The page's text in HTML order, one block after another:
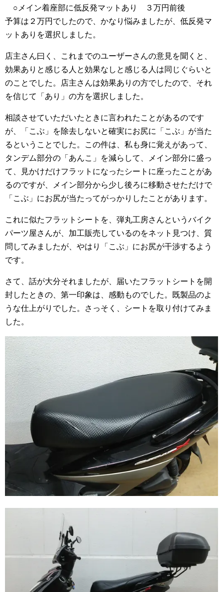
○メイン着座部に低反発マットあり ３万円前後
予算は２万円でしたので、かなり悩みましたが、低反発マ
ットありを選択しました。
店主さん曰く、これまでのユーザーさんの意見を聞くと、
効果ありと感じる人と効果なしと感じる人は同じぐらいと
のことでした。店主さんは効果ありの方でしたので、それ
を信じて「あり」の方を選択しました。
相談させていただいたときに言われたことがあるのです
が、「こぶ」を除去しないと確実にお尻に「こぶ」が当た
るということでした。この件は、私も身に覚えがあって、
タンデム部分の「あんこ」を減らして、メイン部分に盛っ
て、見かけだけフラットになったシートに座ったことがあ
るのですが、メイン部分から少し後ろに移動させただけで
「こぶ」にお尻が当たってがっかりしたことがあります。
これに似たフラットシートを、弾丸工房さんというバイク
パーツ屋さんが、加工販売しているのをネット見つけ、質
問してみましたが、やはり「こぶ」にお尻が干渉するよう
です。
さて、話が大分それましたが、届いたフラットシートを開
封したときの、第一印象は、感動ものでした。既製品のよ
うな仕上がりでした。さっそく、シートを取り付けてみま
した。